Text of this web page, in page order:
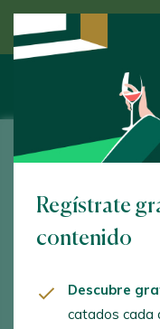
Descubre el
Adegas Viña
Nogueira de
Regístrate
contenido
Descubre
catados cada